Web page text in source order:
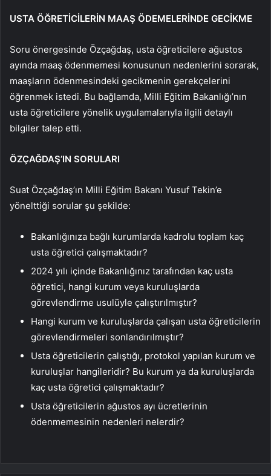
USTA ÖĞRETİCİLERİN MAAŞ ÖDEMELERİNDE GECİKME
Soru önergesinde Özçağdaş, usta öğreticilere ağustos
ayında maaş ödenmemesi konusunun nedenlerini sorarak,
maaşların ödenmesindeki gecikmenin gerekçelerini
öğrenmek istedi. Bu bağlamda, Milli Eğitim Bakanlığı’nın
usta öğreticilere yönelik uygulamalarıyla ilgili detaylı
bilgiler talep etti.
ÖZÇAĞDAŞ’IN SORULARI
Suat Özçağdaş’ın Milli Eğitim Bakanı Yusuf Tekin’e
yönelttiği sorular şu şekilde:
Bakanlığınıza bağlı kurumlarda kadrolu toplam kaç
usta öğretici çalışmaktadır?
2024 yılı içinde Bakanlığınız tarafından kaç usta
öğretici, hangi kurum veya kuruluşlarda
görevlendirme usulüyle çalıştırılmıştır?
Hangi kurum ve kuruluşlarda çalışan usta öğreticilerin
görevlendirmeleri sonlandırılmıştır?
Usta öğreticilerin çalıştığı, protokol yapılan kurum ve
kuruluşlar hangileridir? Bu kurum ya da kuruluşlarda
kaç usta öğretici çalışmaktadır?
Usta öğreticilerin ağustos ayı ücretlerinin
ödenmemesinin nedenleri nelerdir?